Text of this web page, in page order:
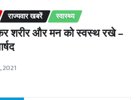
राज्यवार खबरें स्वास्थ्य
शरीर और मन को स्वस्थ रखे –
2021